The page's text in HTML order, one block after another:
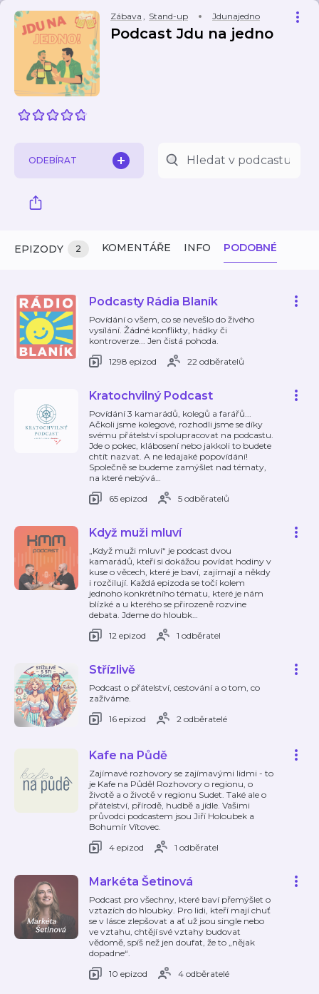
Zábava , Stand-up Jdunajedno
Podcast Jdu na jedno
ODEBÍRAT
EPIZODY 2 KOMENTÁŘE INFO PODOBNÉ
Podcasty Rádia Blaník
Povídání o všem, co se nevešlo do živého
vysílání. Žádné konflikty, hádky či
kontroverze... Jen čistá pohoda.
1298 epizod
22 odběratelů
Kratochvilný Podcast
Povídání 3 kamarádů, kolegů a farářů...
Ačkoli jsme kolegové, rozhodli jsme se díky
svému přátelství spolupracovat na podcastu.
Jde o pokec, klábosení nebo jakkoli to budete
chtít nazvat. A ne ledajaké popovídání!
Společně se budeme zamýšlet nad tématy,
na které nebývá…
65 epizod
5 odběratelů
Když muži mluví
„Když muži mluví“ je podcast dvou
kamarádů, kteří si dokážou povídat hodiny v
kuse o věcech, které je baví, zajímají a někdy
i rozčilují. Každá epizoda se točí kolem
jednoho konkrétního tématu, které je nám
blízké a u kterého se přirozeně rozvine
debata. Jdeme do hloubk…
12 epizod
1 odběratel
Střízlivě
Podcast o přátelství, cestování a o tom, co
zažíváme.
16 epizod
2 odběratelé
Kafe na Půdě
Zajímavé rozhovory se zajímavými lidmi - to
je Kafe na Půdě! Rozhovory o regionu, o
životě a o životě v regionu Sudet. Také ale o
přátelství, přírodě, hudbě a jídle. Vašimi
průvodci podcastem jsou Jiří Holoubek a
Bohumír Vítovec.
4 epizod
1 odběratel
Markéta Šetinová
Podcast pro všechny, které baví přemýšlet o
vztazích do hloubky. Pro lidi, kteří mají chuť
se v lásce zlepšovat a ať už jsou single nebo
ve vztahu, chtějí své vztahy budovat
vědomě, spíš než jen doufat, že to „nějak
dopadne“.
10 epizod
4 odběratelé